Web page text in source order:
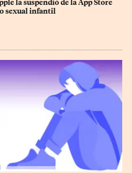
la suspendió de la App Store
sexual infantil